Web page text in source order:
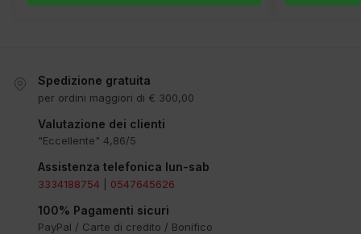
Spedizione gratuita
per ordini maggiori di € 300,00
Valutazione dei clienti
"Eccellente" 4,86/5
Assistenza telefonica lun-sab
3334188754 0547645626
100% Pagamenti sicuri
PayPal / Carte di credito / Bonifico